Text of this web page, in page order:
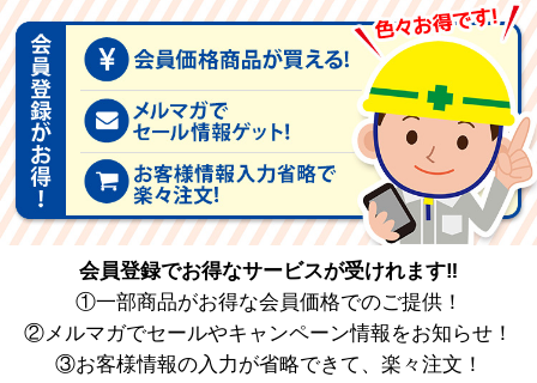
会員登録でお得なサービスが受けれます‼
①一部商品がお得な会員価格でのご提供！
②メルマガでセールやキャンペーン情報をお知らせ！
③お客様情報の入力が省略できて、楽々注文！